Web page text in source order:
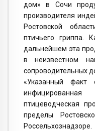
дом» в Сочи
производителя
Ростовской
птичьего гриппа.
дальнейшем эта
в неизвестном
сопроводительных
«Указанный факт
птицеводческая
пределы